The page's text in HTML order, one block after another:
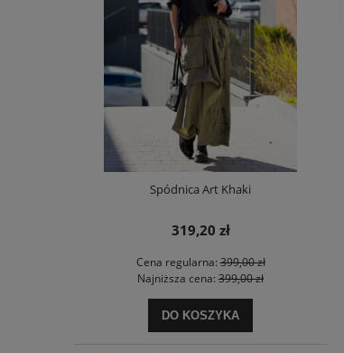
Spódnica Art Khaki
319,20 zł
Cena regularna:399,00 zł
Najniższa cena: 399,00 zł
DO KOSZYKA